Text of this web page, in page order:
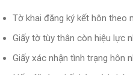
Tờ khai đăng ký kết hôn theo
Giấy tờ tùy thân còn hiệu lực
Giấy xác nhận tình trạng hôn